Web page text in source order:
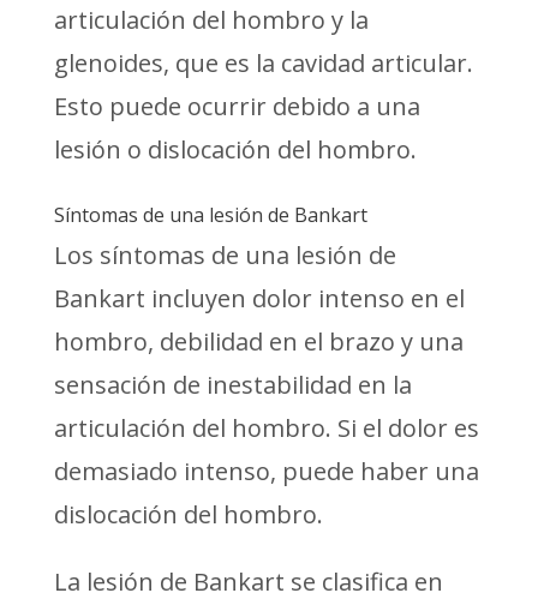
articulación del hombro y la
glenoides, que es la cavidad articular.
Esto puede ocurrir debido a una
lesión o dislocación del hombro.
Síntomas de una lesión de Bankart
Los síntomas de una lesión de
Bankart incluyen dolor intenso en el
hombro, debilidad en el brazo y una
sensación de inestabilidad en la
articulación del hombro. Si el dolor es
demasiado intenso, puede haber una
dislocación del hombro.
La lesión de Bankart se clasifica en